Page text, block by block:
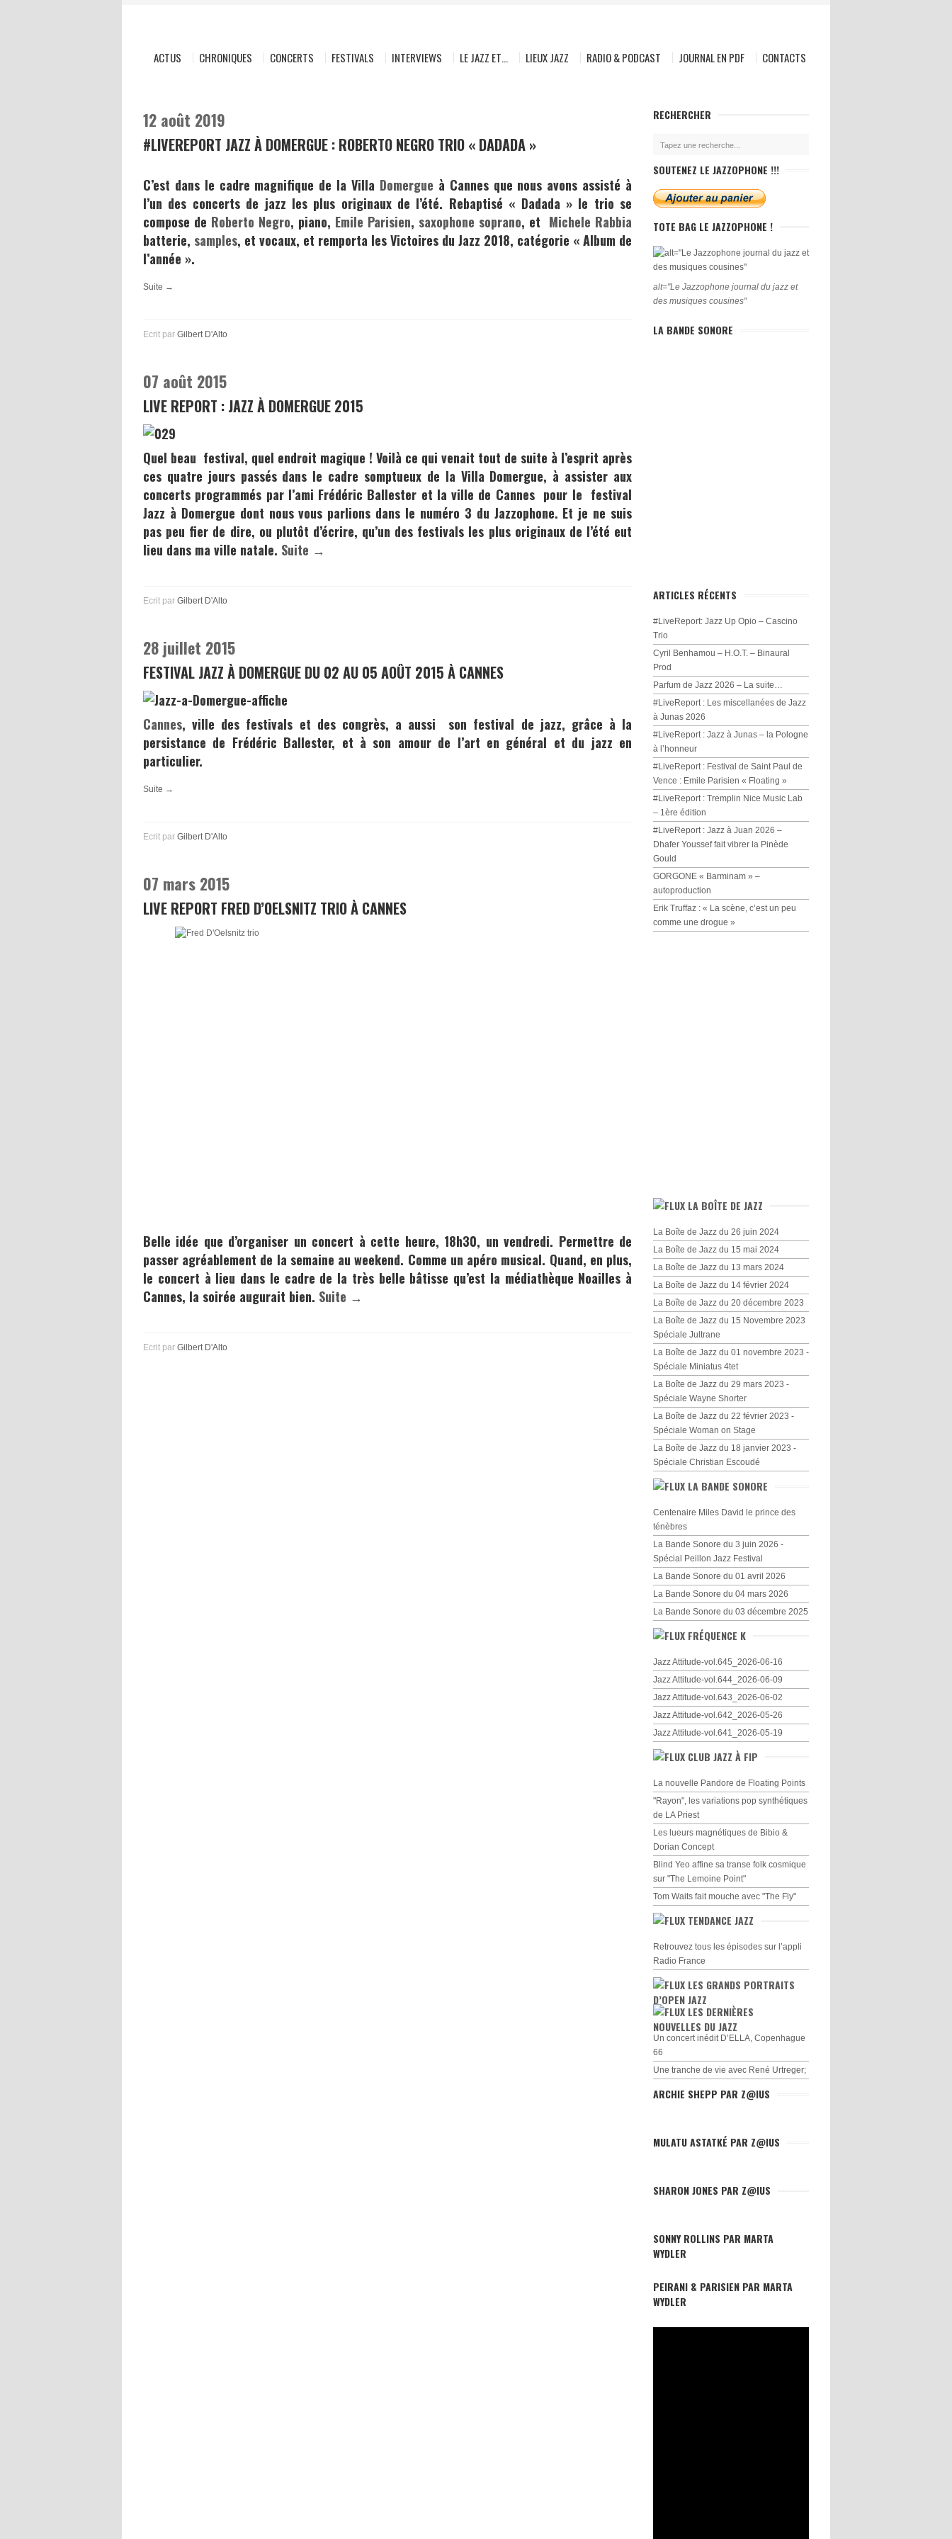
ACTUS CHRONIQUES CONCERTS FESTIVALS INTERVIEWS LE JAZZ ET… LIEUX JAZZ RADIO & PODCAST JOURNAL EN PDF CONTACTS
12 août 2019
#LIVEREPORT JAZZ À DOMERGUE : ROBERTO NEGRO TRIO « DADADA »
C’est dans le cadre magnifique de la Villa Domergue à Cannes que nous avons assisté à
l’un des concerts de jazz les plus originaux de l’été. Rebaptisé « Dadada »le trio se
compose de Roberto Negro, piano, Emile Parisien, saxophone soprano, et Michele Rabbia
batterie, samples, et vocaux, et remporta les Victoires du Jazz 2018, catégorie « Album de
l’année ».
Suite →
Ecrit par Gilbert D'Alto
07 août 2015
LIVE REPORT : JAZZ À DOMERGUE 2015
Quel beau festival, quel endroit magique ! Voilà ce qui venait tout de suite à l’esprit après
ces quatre jours passés dans le cadre somptueux de la Villa Domergue, à assister aux
concerts programmés par l’ami Frédéric Ballester et la ville de Cannespour le festival
Jazz à Domergue dont nous vous parlions dans le numéro 3 du Jazzophone. Et je ne suis
pas peu fier de dire, ou plutôt d’écrire, qu’un des festivals les plus originaux de l’été eut
lieu dans ma ville natale. Suite →
Ecrit par Gilbert D'Alto
28 juillet 2015
FESTIVAL JAZZ À DOMERGUE DU 02 AU 05 AOÛT 2015 À CANNES
Cannes, ville des festivals et des congrès, a aussi son festival de jazz, grâce à la
persistance de Frédéric Ballester, et à son amour de l’art en général et du jazz en
particulier.
Suite →
Ecrit par Gilbert D'Alto
07 mars 2015
LIVE REPORT FRED D’OELSNITZ TRIO À CANNES
Belle idée que d’organiser un concert à cette heure, 18h30, un vendredi. Permettre de
passer agréablement de la semaine au weekend. Comme un apéro musical. Quand, en plus,
le concert à lieu dans le cadre de la très belle bâtisse qu’est la médiathèque Noailles à
Cannes, la soirée augurait bien. Suite →
Ecrit par Gilbert D'Alto
RECHERCHER
SOUTENEZ LE JAZZOPHONE !!!
TOTE BAG LE JAZZOPHONE !
alt="Le Jazzophone journal du jazz et
des musiques cousines"
LA BANDE SONORE
ARTICLES RÉCENTS
#LiveReport: Jazz Up Opio – Cascino
Trio
Cyril Benhamou – H.O.T. – Binaural
Prod
Parfum de Jazz 2026 – La suite…
#LiveReport : Les miscellanées de Jazz
à Junas 2026
#LiveReport : Jazz à Junas – la Pologne
à l’honneur
#LiveReport : Festival de Saint Paul de
Vence : Emile Parisien « Floating »
#LiveReport : Tremplin Nice Music Lab
– 1ère édition
#LiveReport : Jazz à Juan 2026 –
Dhafer Youssef fait vibrer la Pinède
Gould
GORGONE « Barminam » –
autoproduction
Erik Truffaz : « La scène, c’est un peu
comme une drogue »
LA BOÎTE DE JAZZ
La Boîte de Jazz du 26 juin 2024
La Boîte de Jazz du 15 mai 2024
La Boîte de Jazz du 13 mars 2024
La Boîte de Jazz du 14 février 2024
La Boîte de Jazz du 20 décembre 2023
La Boîte de Jazz du 15 Novembre 2023
Spéciale Jultrane
La Boîte de Jazz du 01 novembre 2023 -
Spéciale Miniatus 4tet
La Boîte de Jazz du 29 mars 2023 -
Spéciale Wayne Shorter
La Boîte de Jazz du 22 février 2023 -
Spéciale Woman on Stage
La Boîte de Jazz du 18 janvier 2023 -
Spéciale Christian Escoudé
LA BANDE SONORE
Centenaire Miles David le prince des
ténèbres
La Bande Sonore du 3 juin 2026 -
Spécial Peillon Jazz Festival
La Bande Sonore du 01 avril 2026
La Bande Sonore du 04 mars 2026
La Bande Sonore du 03 décembre 2025
FRÉQUENCE K
Jazz Attitude-vol.645_2026-06-16
Jazz Attitude-vol.644_2026-06-09
Jazz Attitude-vol.643_2026-06-02
Jazz Attitude-vol.642_2026-05-26
Jazz Attitude-vol.641_2026-05-19
CLUB JAZZ À FIP
La nouvelle Pandore de Floating Points
"Rayon", les variations pop synthétiques
de LA Priest
Les lueurs magnétiques de Bibio &
Dorian Concept
Blind Yeo affine sa transe folk cosmique
sur "The Lemoine Point"
Tom Waits fait mouche avec "The Fly"
TENDANCE JAZZ
Retrouvez tous les épisodes sur l’appli
Radio France
LES GRANDS PORTRAITS
D’OPEN JAZZ
LES DERNIÈRES
NOUVELLES DU JAZZ
Un concert inédit D’ELLA, Copenhague
66
Une tranche de vie avec René Urtreger;
ARCHIE SHEPP PAR Z@IUS
MULATU ASTATKÉ PAR Z@IUS
SHARON JONES PAR Z@IUS
SONNY ROLLINS PAR MARTA
WYDLER
PEIRANI & PARISIEN PAR MARTA
WYDLER